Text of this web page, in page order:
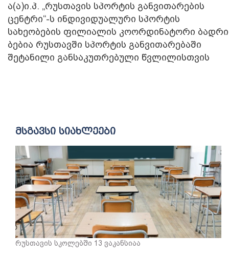
ა(ა)ი.პ. „რუსთავის სპორტის განვითარების
ცენტრი“-ს ინდივიდუალური სპორტის
სახეობების ფილიალის კოორდინატორი ბადრი
ბებია რუსთავში სპორტის განვითარებაში
შეტანილი განსაკუთრებული წვლილისთვის
მსგავსი სიახლეები
რუსთავის სკოლებში 13 ვაკანსიაა